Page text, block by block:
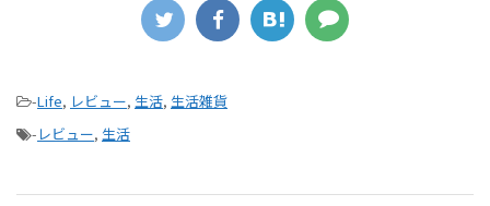
-Life, レビュー, 生活, 生活雑貨
- レビュー, 生活